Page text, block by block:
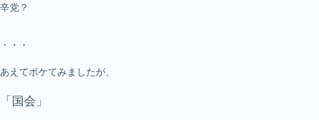
辛党？
・・・
あえてボケてみましたが、
「国会」